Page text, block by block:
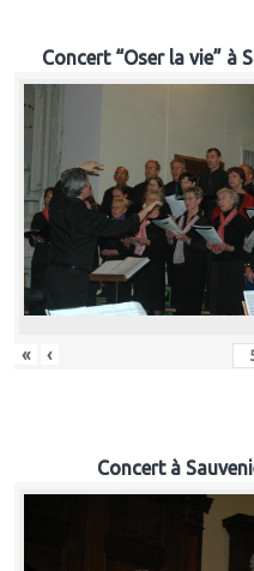
Concert “Oser la vie” à
« ‹
Concert à